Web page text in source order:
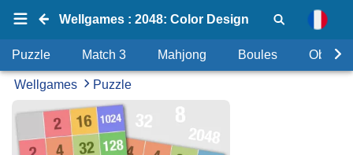
Wellgames : 2048: Color Design
Puzzle Match 3 Mahjong Boules Objets
Wellgames Puzzle